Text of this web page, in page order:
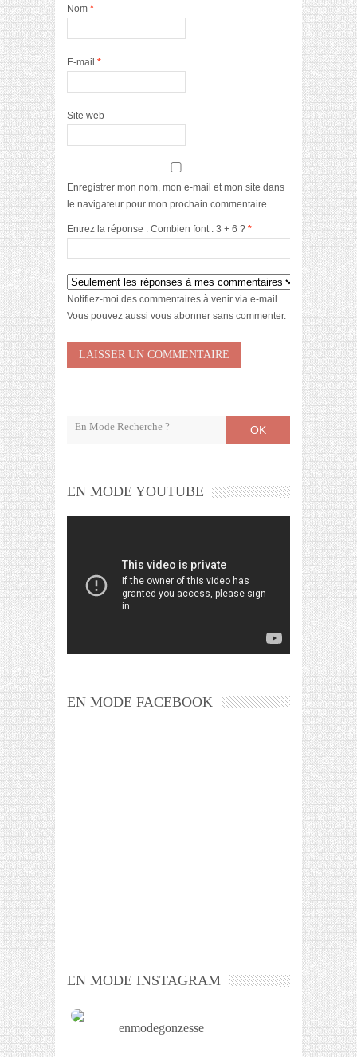
Nom *
E-mail *
Site web
Enregistrer mon nom, mon e-mail et mon site dans
le navigateur pour mon prochain commentaire.
Entrez la réponse : Combien font : 3 + 6 ? *
Notifiez-moi des commentaires à venir via e-mail.
Vous pouvez aussi vous abonner sans commenter.
OK
EN MODE YOUTUBE
EN MODE FACEBOOK
EN MODE INSTAGRAM
enmodegonzesse